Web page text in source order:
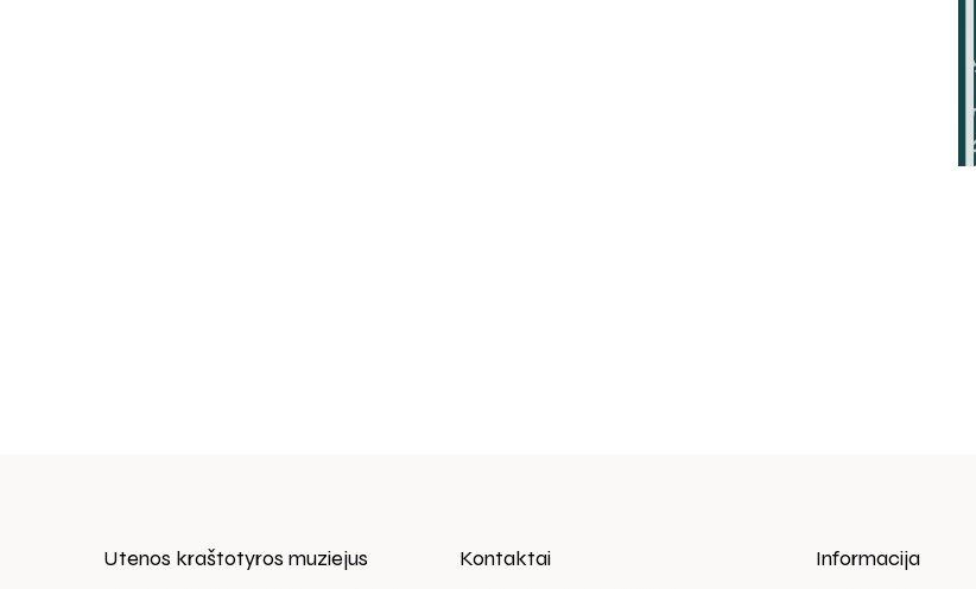
Utenos kraštotyros muziejus Kontaktai Informacija